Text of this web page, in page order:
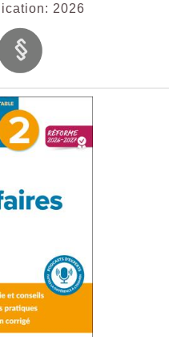
2026